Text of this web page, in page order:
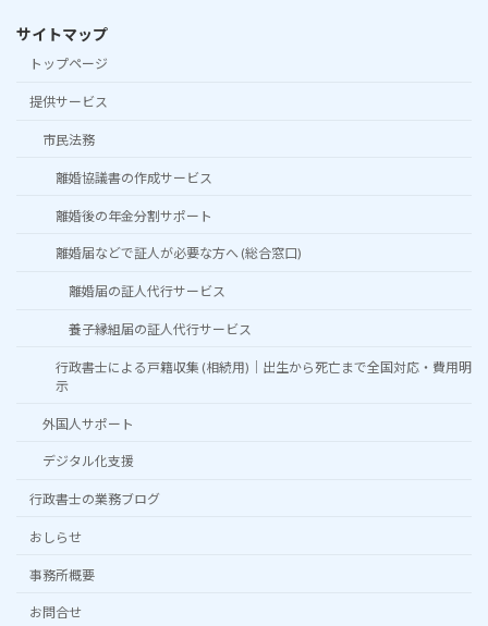
サイトマップ
トップページ
提供サービス
市民法務
離婚協議書の作成サービス
離婚後の年金分割サポート
離婚届などで証人が必要な方へ (総合窓口)
離婚届の証人代行サービス
養子縁組届の証人代行サービス
行政書士による戸籍収集 (相続用)｜出生から死亡まで全国対応・費用明
示
外国人サポート
デジタル化支援
行政書士の業務ブログ
おしらせ
事務所概要
お問合せ